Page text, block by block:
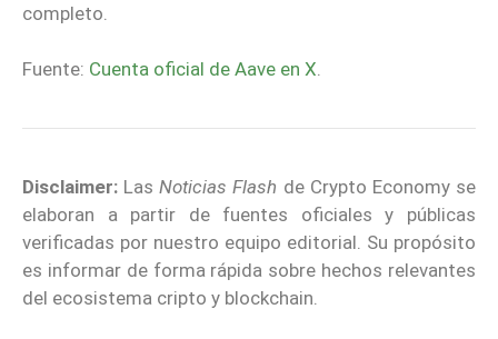
completo.
Fuente: Cuenta oficial de Aave en X.
Disclaimer: LasNoticias Flash de Crypto Economy se
elaboran a partir de fuentes oficiales y públicas
verificadas por nuestro equipo editorial. Su propósito
es informar de forma rápida sobre hechos relevantes
del ecosistema cripto y blockchain.